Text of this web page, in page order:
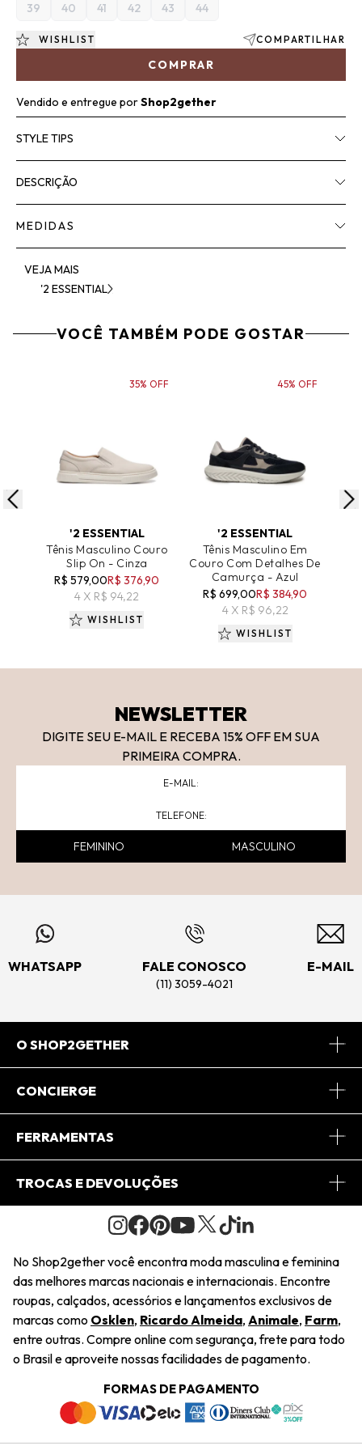
39 40 41 42 43 44
COMPRAR
WISHLIST COMPARTILHAR
Vendido e entregue porShop2gether
STYLE TIPS
DESCRIÇÃO
MEDIDAS
VEJA MAIS
'2 ESSENTIAL
VOCÊ TAMBÉM PODE GOSTAR
'2 ESSENTIAL
Tênis Masculino Couro
Slip On - Cinza
R$ 579,00R$ 376,90
4 X R$ 94,22
35% OFF
WISHLIST
'2 ESSENTIAL
Tênis Masculino Em
Couro Com Detalhes De
Camurça - Azul
R$ 699,00R$ 384,90
4 X R$ 96,22
45% OFF
WISHLIST
NEWSLETTER
DIGITE SEU E-MAIL E RECEBA 15% OFF EM SUA
PRIMEIRA COMPRA.
FEMININO MASCULINO
WHATSAPP FALE CONOSCO
(11) 3059-4021
E-MAIL
O SHOP2GETHER
Sobre Nós
Journal
Saiu na Mídia
Sustentabilidade
Navegando
Termos e Condições
Trabalhe Conosco
CONCIERGE
Central de Relacionamento
Regulamento e Promoções
FERRAMENTAS
Minha Conta
Pedido de Presente
Wishlist
TROCAS E DEVOLUÇÕES
Condições Gerais
Troca Fácil
Restituição de Pagamento
Dúvidas Frequentes
Termos e Condições
Política de Privacidade
No Shop2gether você encontra moda masculina e feminina
das melhores marcas nacionais e internacionais. Encontre
roupas, calçados, acessórios e lançamentos exclusivos de
marcas como Osklen, Ricardo Almeida, Animale, Farm,
entre outras. Compre online com segurança, frete para todo
o Brasil e aproveite nossas facilidades de pagamento.
FORMAS DE PAGAMENTO